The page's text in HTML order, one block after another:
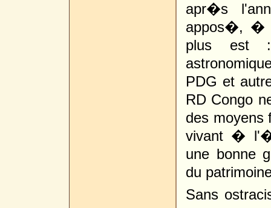
apr�s
appos�, �
plus est :
PDG et
RD Congo
des moyens
vivant �
une bonne
du
Sans